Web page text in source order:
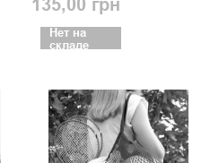
135,00 грн
Нет на
складе